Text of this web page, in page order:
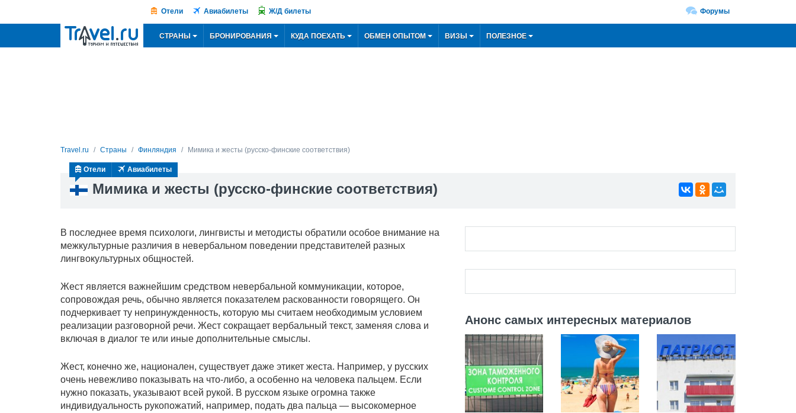
Отели Авиабилеты Ж/Д билеты Форумы
СТРАНЫ БРОНИРОВАНИЯ КУДА ПОЕХАТЬ ОБМЕН ОПЫТОМ ВИЗЫ ПОЛЕЗНОЕ
Travel.ru Страны Финляндия Мимика и жесты (русcко-финские соответствия)
Мимика и жесты (русcко-финские соответствия)
Отели Авиабилеты
В последнее время психологи, лингвисты и методисты обратили особое внимание на
межкультурные различия в невербальном поведении представителей разных
лингвокультурных общностей.
Жест является важнейшим средством невербальной коммуникации, которое,
сопровождая речь, обычно является показателем раскованности говорящего. Он
подчеркивает ту непринужденность, которую мы считаем необходимым условием
реализации разговорной речи. Жест сокращает вербальный текст, заменяя слова и
включая в диалог те или иные дополнительные смыслы.
Жест, конечно же, национален, существует даже этикет жеста. Например, у русских
очень невежливо показывать на что-либо, а особенно на человека пальцем. Если
нужно показать, указывают всей рукой. В русском языке огромна также
индивидуальность рукопожатий, например, подать два пальца — высокомерное
Анонс самых интересных материалов